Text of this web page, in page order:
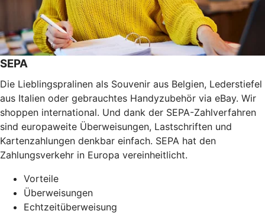
SEPA
Die Lieblingspralinen als Souvenir aus Belgien, Lederstiefel
aus Italien oder gebrauchtes Handyzubehör via eBay. Wir
shoppen international. Und dank der SEPA-Zahlverfahren
sind europaweite Überweisungen, Lastschriften und
Kartenzahlungen denkbar einfach. SEPA hat den
Zahlungsverkehr in Europa vereinheitlicht.
Vorteile
Überweisungen
Echtzeitüberweisung